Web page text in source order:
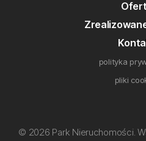
polityka
pliki
© 2026 Park Nieruchomości.